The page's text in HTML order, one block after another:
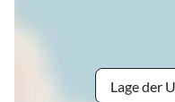
Lage der